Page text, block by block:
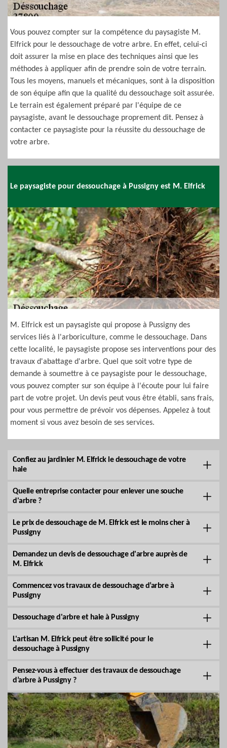
Vous pouvez compter sur la compétence du paysagiste M.
Elfrick pour le dessouchage de votre arbre. En effet, celui-ci
doit assurer la mise en place des techniques ainsi que les
méthodes à appliquer afin de prendre soin de votre terrain.
Tous les moyens, manuels et mécaniques, sont à la disposition
de son équipe afin que la qualité du dessouchage soit assurée.
Le terrain est également préparé par l'équipe de ce
paysagiste, avant le dessouchage proprement dit. Pensez à
contacter ce paysagiste pour la réussite du dessouchage de
votre arbre.
Le paysagiste pour dessouchage à Pussigny est M. Elfrick
M. Elfrick est un paysagiste qui propose à Pussigny des
services liés à l'arboriculture, comme le dessouchage. Dans
cette localité, le paysagiste propose ses interventions pour des
travaux d'abattage d'arbre. Quel que soit votre type de
demande à soumettre à ce paysagiste pour le dessouchage,
vous pouvez compter sur son équipe à l'écoute pour lui faire
part de votre projet. Un devis peut vous être établi, sans frais,
pour vous permettre de prévoir vos dépenses. Appelez à tout
moment si vous avez besoin de ses services.
Confiez au jardinier M. Elfrick le dessouchage de votre
haie
Quelle entreprise contacter pour enlever une souche
d'arbre ?
Le prix de dessouchage de M. Elfrick est le moins cher à
Pussigny
Demandez un devis de dessouchage d'arbre auprès de
M. Elfrick
Commencez vos travaux de dessouchage d’arbre à
Pussigny
Dessouchage d'arbre et haie à Pussigny
L'artisan M. Elfrick peut être sollicité pour le
dessouchage à Pussigny
Pensez-vous à effectuer des travaux de dessouchage
d’arbre à Pussigny ?